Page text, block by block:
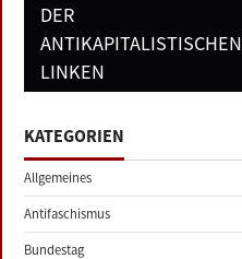
DER
ANTIKAPITALISTISCHEN
LINKEN
KATEGORIEN
Allgemeines
Antifaschismus
Bundestag